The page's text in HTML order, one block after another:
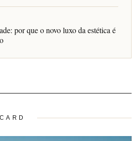
por que o novo luxo da estética é